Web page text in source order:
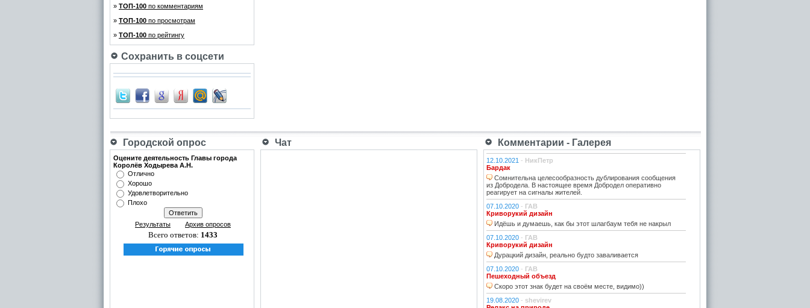
» ТОП-100 по комментариям
» ТОП-100 по просмотрам
» ТОП-100 по рейтингу
Сохранить в соцсети
Городской опрос Чат Комментарии - Галерея
Оцените деятельность Главы города
Королёв Ходырева А.Н.
Отлично
Хорошо
Удовлетворительно
Плохо
Результаты Архив опросов
Всего ответов: 1433
12.10.2021 - НикПетр
Бардак
Сомнительна целесообразность дублирования сообщения
из Добродела. В настоящее время Добродел оперативно
реагирует на сигналы жителей.
07.10.2020 - ГАВ
Криворукий дизайн
Идёшь и думаешь, как бы этот шлагбаум тебя не накрыл
07.10.2020 - ГАВ
Криворукий дизайн
Дурацкий дизайн, реально будто заваливается
07.10.2020 - ГАВ
Пешеходный объезд
Скоро этот знак будет на своём месте, видимо))
19.08.2020 - shevirev